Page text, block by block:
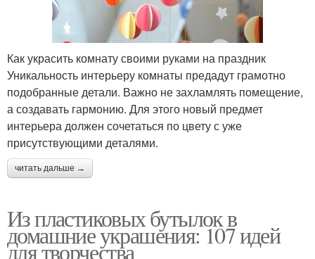
Как украсить комнату своими руками на праздник
Уникальность интерьеру комнаты предадут грамотно
подобранные детали. Важно не захламлять помещение,
а создавать гармонию. Для этого новый предмет
интерьера должен сочетаться по цвету с уже
присутствующими деталями.
читать дальше →
Из пластиковых бутылок в
домашние украшения: 107 идей
для творчества